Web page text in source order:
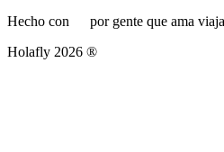
Hecho con
por gente que ama
Holafly 2026 ®